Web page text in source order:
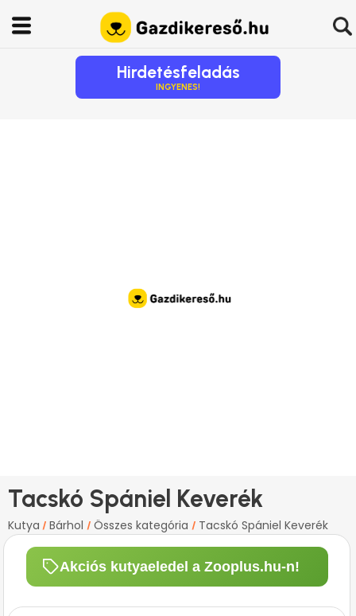
Hirdetésfeladás
INGYENES!
Tacskó Spániel Keverék
Kutya / Bárhol / Összes kategória / Tacskó Spániel Keverék
Akciós kutyaeledel a Zooplus.hu-n!